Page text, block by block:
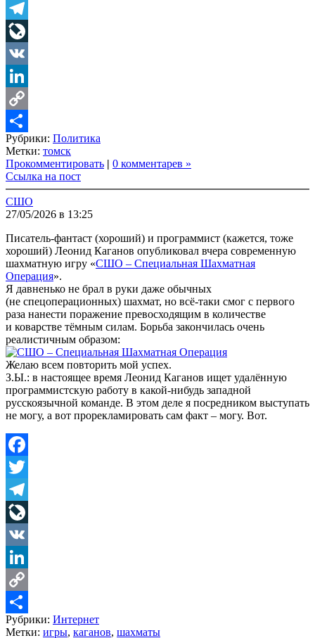
Twitter
Telegram
LiveJournal
VK
LinkedIn
Copy
Link
Share
Рубрики: Политика
Метки: томск
Прокомментировать | 0 комментарев »
Ссылка на пост
СШО
27/05/2026 в 13:25
Писатель-фантаст (хороший) и программист (кажется, тоже
хороший) Леонид Каганов опубликовал вчера современную
шахматную игру «СШО – Специальная Шахматная
Операция».
Я давненько не брал в руки даже обычных
(не спецоперационных) шахмат, но всё-таки смог с первого
раза нанести поражение превосходящим в количестве
и коварстве тёмным силам. Борьба закончилась очень
реалистичным образом:
Желаю всем повторить мой успех.
З.Ы.: в настоящее время Леонид Каганов ищет удалённую
программистскую работу в какой-нибудь западной
русскоязычной команде. В этом деле я посредником выступать
не могу, а вот прорекламировать сам факт – могу. Вот.
Facebook
Twitter
Telegram
LiveJournal
VK
LinkedIn
Copy
Link
Share
Рубрики: Интернет
Метки: игры, каганов, шахматы